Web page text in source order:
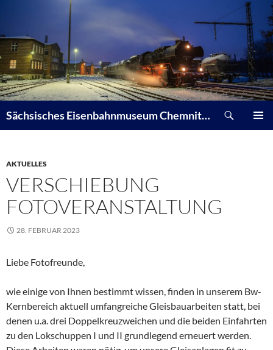
springen
Sächsisches Eisenbahnmuseum Chemnitz-Hilbersdorf e. V.
AKTUELLES
VERSCHIEBUNG
FOTOVERANSTALTUNG
28. FEBRUAR 2023
Liebe Fotofreunde,
wie einige von Ihnen bestimmt wissen, finden in unserem Bw-
Kernbereich aktuell umfangreiche Gleisbauarbeiten statt, bei
denen u.a. drei Doppelkreuzweichen und die beiden Einfahrten
zu den Lokschuppen I und II grundlegend erneuert werden.